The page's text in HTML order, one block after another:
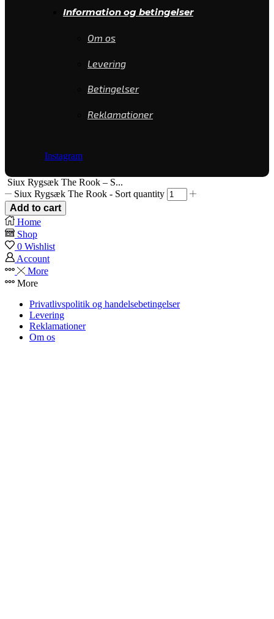
Information og betingelser
Om os
Levering
Betingelser
Reklamationer
Instagram
Siux Rygsæk The Rook – S...
Siux Rygsæk The Rook - Sort quantity
Add to cart
Home
Shop
0 Wishlist
Account
More
More
Privatlivspolitik og handelsebetingelser
Levering
Reklamationer
Om os